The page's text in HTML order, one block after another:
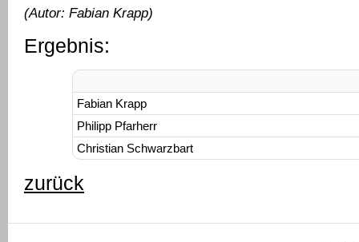
(Autor: Fabian Krapp)
Ergebnis:
Fabian Krapp
Philipp Pfarherr
Christian Schwarzbart
zurück